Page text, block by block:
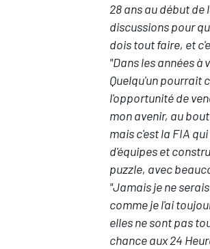
28 ans au début
discussions pour
dois tout faire, et
"Dans les années
Quelqu'un pourrait
l'opportunité de
mon avenir, au
mais c'est la FIA
d'équipes et
puzzle, avec
"Jamais je ne
comme je l'ai
elles ne sont pas
chance aux 24